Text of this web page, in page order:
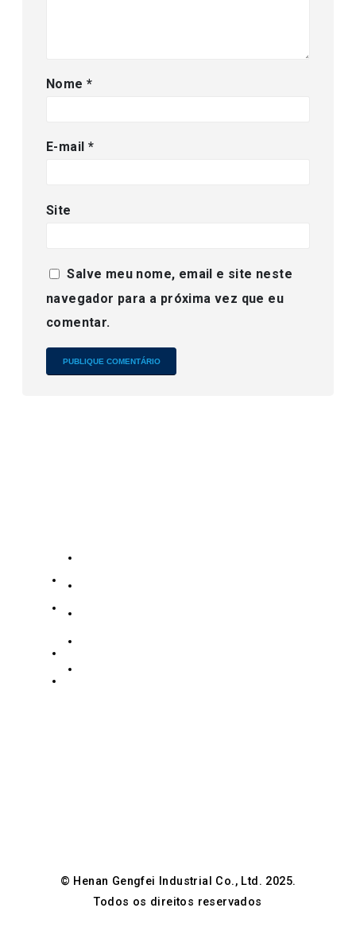
Nome *
E-mail *
Site
Salve meu nome, email e site neste
navegador para a próxima vez que eu
comentar.
186
Zidong
Distrito
© Henan Gengfei Industrial Co., Ltd. 2025.
Todos os direitos reservados